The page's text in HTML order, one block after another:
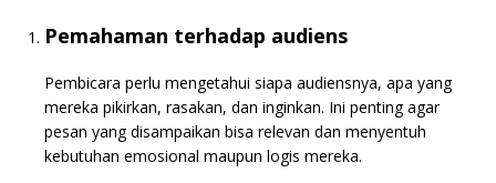
Pemahaman terhadap audiens
Pembicara perlu mengetahui siapa audiensnya, apa yang
mereka pikirkan, rasakan, dan inginkan. Ini penting agar
pesan yang disampaikan bisa relevan dan menyentuh
kebutuhan emosional maupun logis mereka.